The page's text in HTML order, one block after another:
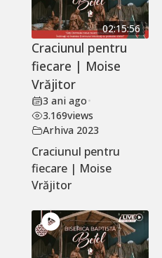
02:15:56
Craciunul pentru
fiecare | Moise
Vrăjitor
3 ani ago•
3.169views
Arhiva 2023
Craciunul pentru
fiecare | Moise
Vrăjitor